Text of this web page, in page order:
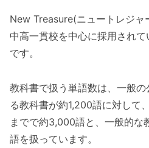
New Treasure(ニュートレジャ
中高一貫校を中心に採用され
です。
教科書で扱う単語数は、一般
る教科書が約1,200語に対して
までで約3,000語と、一般的な
語を扱っています。